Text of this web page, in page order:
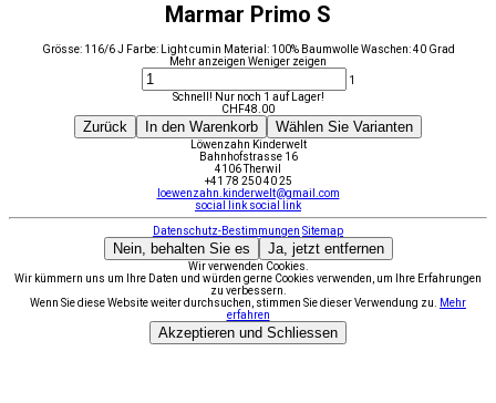
Marmar Primo S
Grösse: 116/6 J Farbe: Light cumin Material: 100% Baumwolle Waschen: 40 Grad
Mehr anzeigen Weniger zeigen
1
Schnell! Nur noch 1 auf Lager!
CHF48.00
Zurück In den Warenkorb Wählen Sie Varianten
Löwenzahn Kinderwelt
Bahnhofstrasse 16
4106 Therwil
+41 78 250 40 25
loewenzahn.kinderwelt@gmail.com
social link social link
Datenschutz-Bestimmungen Sitemap
Nein, behalten Sie es Ja, jetzt entfernen
Wir verwenden Cookies.
Wir kümmern uns um Ihre Daten und würden gerne Cookies verwenden, um Ihre Erfahrungen
zu verbessern.
Wenn Sie diese Website weiter durchsuchen, stimmen Sie dieser Verwendung zu.
Mehr
erfahren
Akzeptieren und Schliessen